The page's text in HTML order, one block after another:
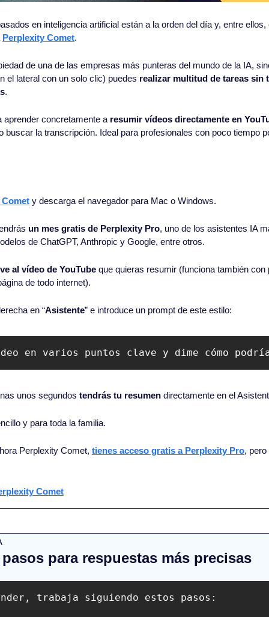
en inteligencia artificial están a la orden del día y, entre
Perplexity Comet.
el lateral con un solo clic) puedes realizar multitud de tareas sin
.
aprender concretamente a resumir vídeos directamente en
buscar la transcripción. Ideal para profesionales con poco tiempo
y descarga el navegador para Mac o Windows.
un mes gratis de Perplexity Pro, uno de los asistentes IA
de ChatGPT, Anthropic y Google, entre otros.
ve al vídeo de YouTube que quieras resumir (funciona también con
de todo internet).
en “Asistente” e introduce un prompt de este estilo:
en varios puntos clave y dime cómo
unos segundos tendrás tu resumen directamente en el
y para toda la familia.
Perplexity Comet, tienes acceso gratis a Perplexity Pro,
Comet
para respuestas más precisas
trabaja siguiendo estos pasos: